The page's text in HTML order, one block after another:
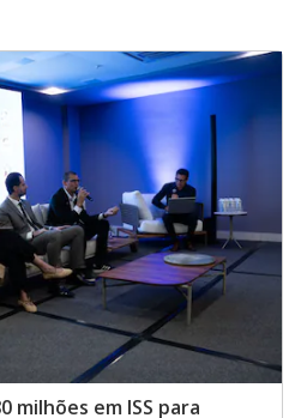
milhões em ISS para